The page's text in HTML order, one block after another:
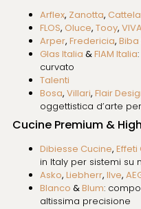
Arflex, Zanotta,
FLOS, Oluce, Tooy, VIVA
Arper, Fredericia, Biba
Glas Italia &FIAM Italia
curvato
Talenti
Bosa, Villari, Flair
oggettistica d’arte
Cucine Premium &
Dibiesse Cucine, Effeti
in Italy per sistemi su
Asko, Liebherr, Ilve,
Blanco &Blum:
altissima precisione